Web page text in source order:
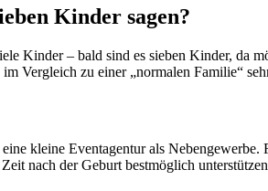
Kinder sagen?
Kinder – bald sind es sieben Kinder, da
Vergleich zu einer „normalen Familie“
kleine Eventagentur als
nach der Geburt bestmöglich